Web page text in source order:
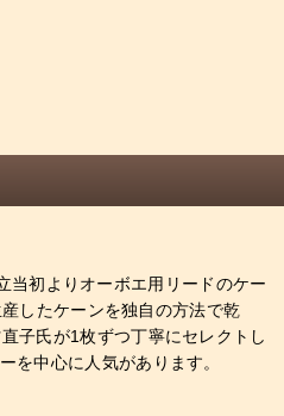
当初よりオーボエ用リードのケー
したケーンを独自の方法で乾
子氏が1枚ずつ丁寧にセレクトし
を中心に人気があります。